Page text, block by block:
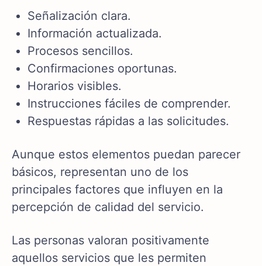
Señalización clara.
Información actualizada.
Procesos sencillos.
Confirmaciones oportunas.
Horarios visibles.
Instrucciones fáciles de comprender.
Respuestas rápidas a las solicitudes.
Aunque estos elementos puedan parecer
básicos, representan uno de los
principales factores que influyen en la
percepción de calidad del servicio.
Las personas valoran positivamente
aquellos servicios que les permiten